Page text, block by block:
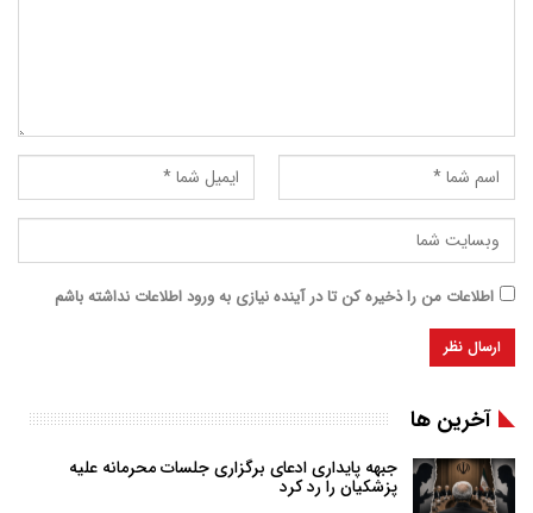
اطلاعات من را ذخیره کن تا در آینده نیازی به ورود اطلاعات نداشته باشم
آخرین ها
جبهه پایداری ادعای برگزاری جلسات محرمانه علیه
پزشکیان را رد کرد